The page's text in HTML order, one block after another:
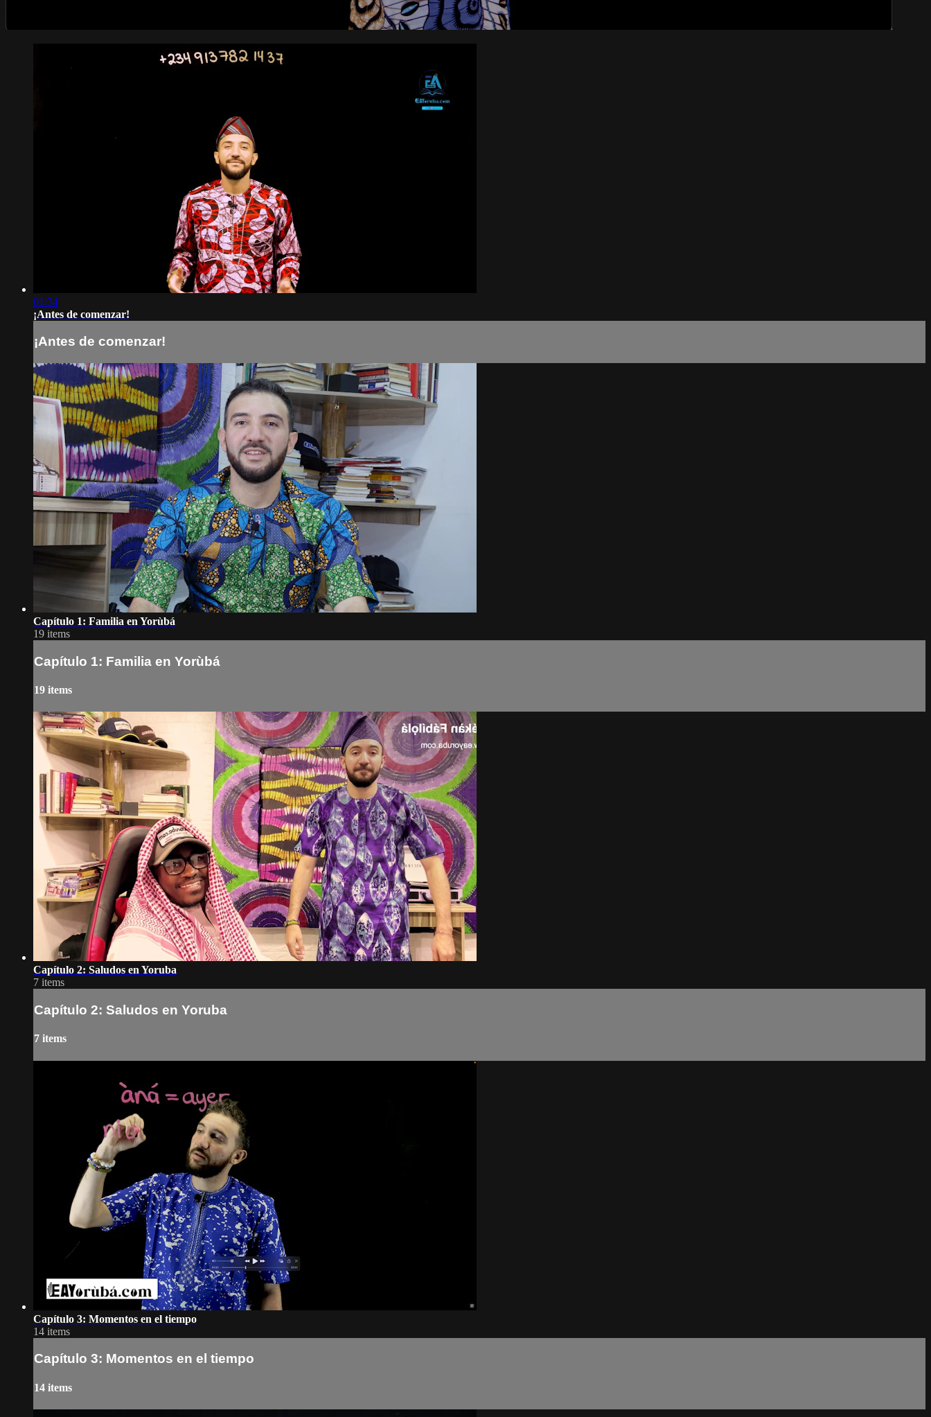
01:34
¡Antes de comenzar!
¡Antes de comenzar!
Capítulo 1: Familia en Yorùbá
19 items
Capítulo 1: Familia en Yorùbá
19 items
Capítulo 2: Saludos en Yoruba
7 items
Capítulo 2: Saludos en Yoruba
7 items
Capítulo 3: Momentos en el tiempo
14 items
Capítulo 3: Momentos en el tiempo
14 items